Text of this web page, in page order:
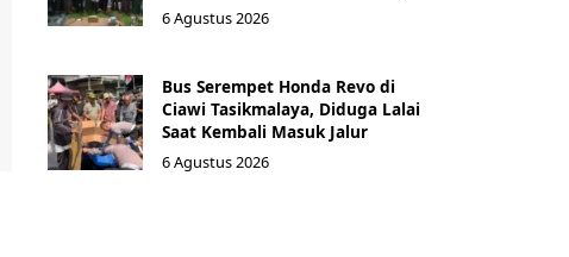
6 Agustus 2026
Bus Serempet Honda Revo di
Ciawi Tasikmalaya, Diduga Lalai
Saat Kembali Masuk Jalur
6 Agustus 2026